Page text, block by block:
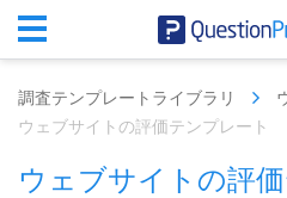
調査テンプレートライブラリ
ウェブサイトの評価テンプレート
ウェブサイトの評